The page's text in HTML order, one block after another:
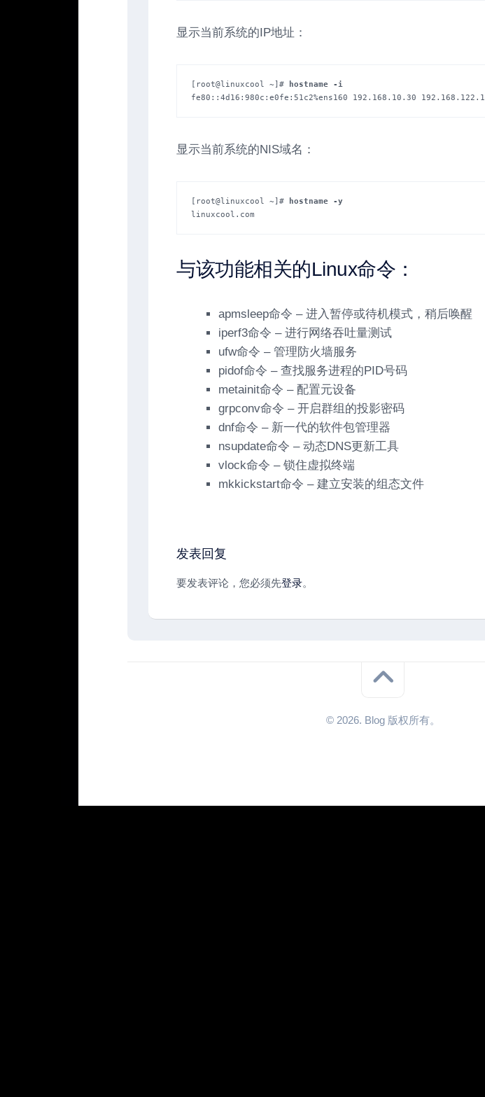
显示当前系统的IP地址：
[root@linuxcool ~]#
hostname -i
fe80::4d16:980c:e0fe:51c2%ens160 192.168.10.30 192.168.122.1
显示当前系统的NIS域名：
[root@linuxcool ~]# hostname -y
linuxcool.com
与该功能相关的Linux命令：
apmsleep命令 – 进入暂停或待机模式，稍后唤醒
iperf3命令 – 进行网络吞吐量测试
ufw命令 – 管理防火墙服务
pidof命令 – 查找服务进程的PID号码
metainit命令 – 配置元设备
grpconv命令 – 开启群组的投影密码
dnf命令 – 新一代的软件包管理器
nsupdate命令 – 动态DNS更新工具
vlock命令 – 锁住虚拟终端
mkkickstart命令 – 建立安装的组态文件
发表回复
要发表评论，您必须先登录。
© 2026. Blog 版权所有。